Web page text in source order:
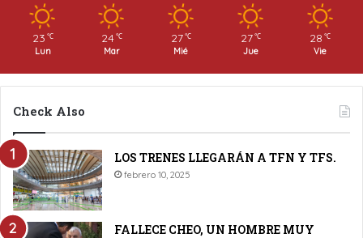
23 ℃
Lun
24 ℃
Mar
27 ℃
Mié
27 ℃
Jue
28 ℃
Vie
Check Also
LOS TRENES LLEGARÁN A TFN Y TFS.
febrero 10, 2025
FALLECE CHEO, UN HOMBRE MUY